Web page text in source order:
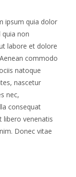
ipsum quia dolor
quia non
labore et dolore
commodo
natoque
nascetur
nec,
consequat
libero venenatis
Donec vitae